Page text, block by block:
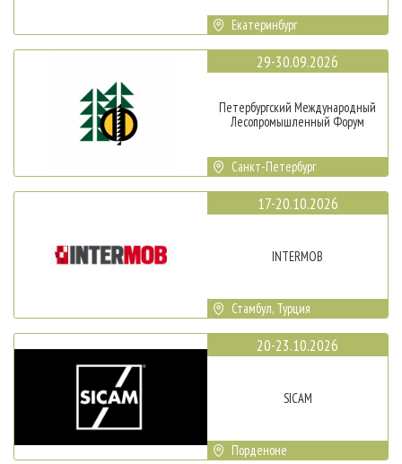
Екатеринбург
29-30.09.2026
Петербургский Международный
Лесопромышленный Форум
Санкт-Петербург
17-20.10.2026
INTERMOB
Стамбул, Турция
20-23.10.2026
SICAM
Порденоне